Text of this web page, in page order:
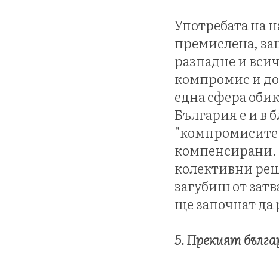
Употребата на
премислена,
разпадне и
компромис и
една сфера
България е и в
компенсирани.
колективни
загубиш от
ще започнат да
5. Прекият